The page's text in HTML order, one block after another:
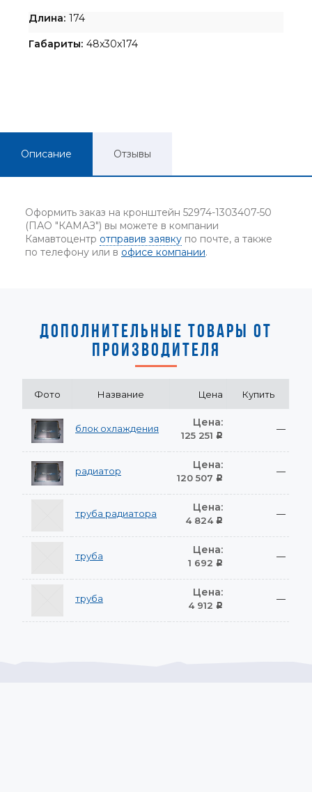
Длина: 174
Габариты: 48x30x174
Описание Отзывы
Оформить заказ на кронштейн 52974-1303407-50
(ПАО "КАМАЗ") вы можете в компании
Камавтоцентр отправив заявку по почте, а также
по телефону или в офисе компании.
ДОПОЛНИТЕЛЬНЫЕ ТОВАРЫ ОТ
ПРОИЗВОДИТЕЛЯ
Фото Название Цена Купить
блок охлаждения Цена:
125 251 Р
—
радиатор Цена:
120 507 Р
—
труба радиатора Цена:
4 824 Р
—
труба Цена:
1 692 Р
—
труба Цена:
4 912 Р
—